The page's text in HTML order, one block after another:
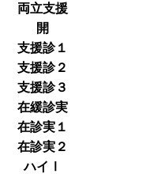
両立支援
開
支援診１
支援診２
支援診３
在緩診実
在診実１
在診実２
ハイⅠ